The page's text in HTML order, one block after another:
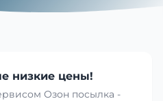
низкие цены!
Озон посылка -